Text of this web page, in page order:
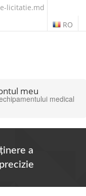
licitatie.md
RO
meu
medical
a